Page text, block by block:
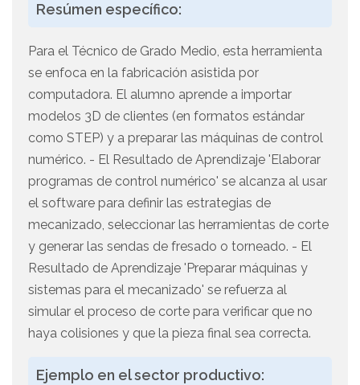
Resúmen específico:
Para el Técnico de Grado Medio, esta herramienta
se enfoca en la fabricación asistida por
computadora. El alumno aprende a importar
modelos 3D de clientes (en formatos estándar
como STEP) y a preparar las máquinas de control
numérico. - El Resultado de Aprendizaje 'Elaborar
programas de control numérico' se alcanza al usar
el software para definir las estrategias de
mecanizado, seleccionar las herramientas de corte
y generar las sendas de fresado o torneado. - El
Resultado de Aprendizaje 'Preparar máquinas y
sistemas para el mecanizado' se refuerza al
simular el proceso de corte para verificar que no
haya colisiones y que la pieza final sea correcta.
Ejemplo en el sector productivo: